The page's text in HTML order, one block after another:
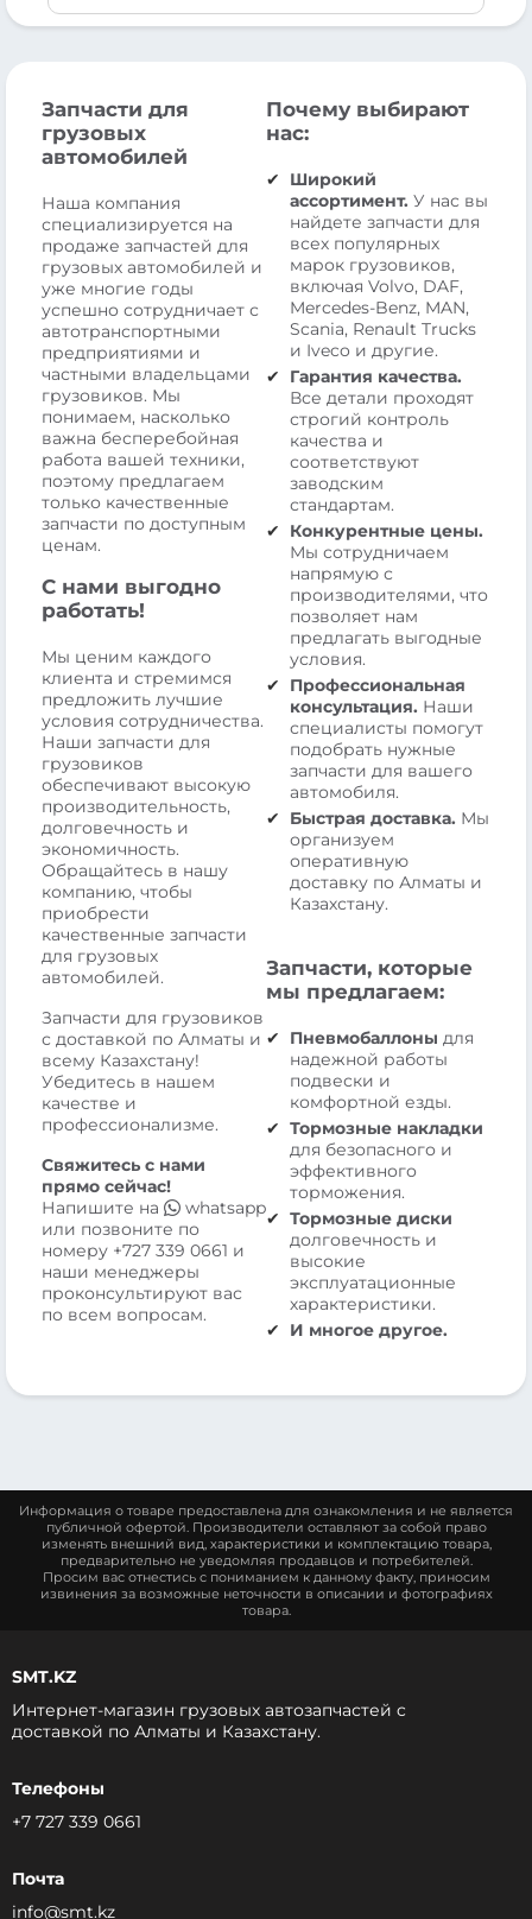
Запчасти для
грузовых
автомобилей
Наша компания
специализируется на
продаже запчастей для
грузовых автомобилей и
уже многие годы
успешно сотрудничает с
автотранспортными
предприятиями и
частными владельцами
грузовиков. Мы
понимаем, насколько
важна бесперебойная
работа вашей техники,
поэтому предлагаем
только качественные
запчасти по доступным
ценам.
С нами выгодно
работать!
Мы ценим каждого
клиента и стремимся
предложить лучшие
условия сотрудничества.
Наши запчасти для
грузовиков
обеспечивают высокую
производительность,
долговечность и
экономичность.
Обращайтесь в нашу
компанию, чтобы
приобрести
качественные запчасти
для грузовых
автомобилей.
Запчасти для грузовиков
с доставкой по Алматы и
всему Казахстану!
Убедитесь в нашем
качестве и
профессионализме.
Свяжитесь с нами
прямо сейчас!
Напишите на
whatsapp
или позвоните по
номеру +727 339 0661 и
наши менеджеры
проконсультируют вас
по всем вопросам.
Почему выбирают
нас:
Широкий
ассортимент. У нас вы
найдете запчасти для
всех популярных
марок грузовиков,
включая Volvo, DAF,
Mercedes-Benz, MAN,
Scania, Renault Trucks
и Iveco и другие.
Гарантия качества.
Все детали проходят
строгий контроль
качества и
соответствуют
заводским
стандартам.
Конкурентные цены.
Мы сотрудничаем
напрямую с
производителями, что
позволяет нам
предлагать выгодные
условия.
Профессиональная
консультация. Наши
специалисты помогут
подобрать нужные
запчасти для вашего
автомобиля.
Быстрая доставка. Мы
организуем
оперативную
доставку по Алматы и
Казахстану.
Запчасти, которые
мы предлагаем:
Пневмобаллоны для
надежной работы
подвески и
комфортной езды.
Тормозные накладки
для безопасного и
эффективного
торможения.
Тормозные диски
долговечность и
высокие
эксплуатационные
характеристики.
И многое другое.
Информация о товаре предоставлена для ознакомления и не является
публичной офертой. Производители оставляют за собой право
изменять внешний вид, характеристики и комплектацию товара,
предварительно не уведомляя продавцов и потребителей.
Просим вас отнестись с пониманием к данному факту, приносим
извинения за возможные неточности в описании и фотографиях
товара.
SMT.KZ
Интернет-магазин грузовых автозапчастей c
доставкой по Алматы и Казахстану.
Телефоны
+7 727 339 0661
Почта
info@smt.kz